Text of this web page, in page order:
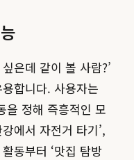
은데 같이 볼 사람?’
합니다. 사용자는
을 정해 즉흥적인 모
에서 자전거 타기’,
동부터 ‘맛집 탐방